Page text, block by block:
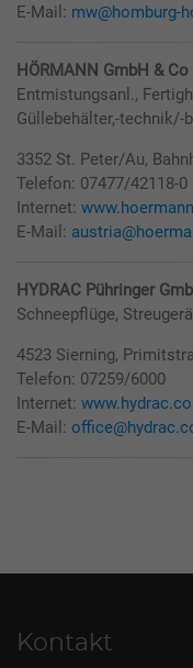
E-Mail: mw@homburg-
HÖRMANN GmbH & Co
Entmistungsanl.,
Güllebehälter,-technik/-
3352 St. Peter/Au,
Telefon: 07477/42118-0
Internet:
E-Mail:
HYDRAC Pühringer
Schneepflüge,
4523 Sierning,
Telefon: 07259/6000
Internet:
E-Mail:
Kontakt